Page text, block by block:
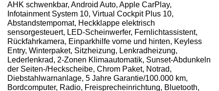
AHK schwenkbar, Android Auto, Apple CarPlay,
Infotainment System 10, Virtual Cockpit Plus 10,
Abstandstempomat, Heckklappe elektrisch
sensorgesteuert, LED-Scheinwerfer, Fernlichtassistent,
Rückfahrkamera, Einparkhilfe vorne und hinten, Keyless
Entry, Winterpaket, Sitzheizung, Lenkradheizung,
Lederlenkrad, 2-Zonen Klimaautomatik, Sunset-Abdunkeln
der Seiten-/Heckscheibe, Chrom Paket, Notrad,
Diebstahlwarnanlage, 5 Jahre Garantie/100.000 km,
Bordcomputer, Radio, Freisprecheinrichtung, Bluetooth,